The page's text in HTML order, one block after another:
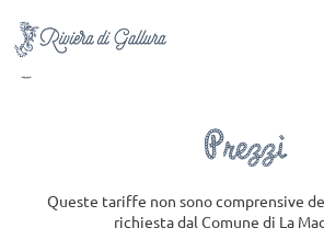
yacht-la-
Prezzi
Queste tariffe non sono comprensive
richiesta dal Comune di La